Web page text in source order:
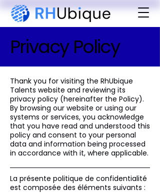
Privacy Policy
Thank you for visiting the RhUbique
Talents website and reviewing its
privacy policy (hereinafter the Policy).
By browsing our website or using our
systems or services, you acknowledge
that you have read and understood this
policy and consent to your personal
data and information being processed
in accordance with it, where applicable.
La présente politique de confidentialité
est composée des éléments suivants :